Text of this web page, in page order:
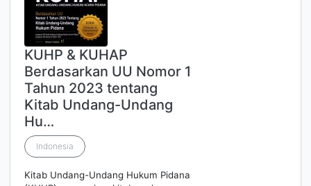
KUHP & KUHAP
Berdasarkan UU Nomor 1
Tahun 2023 tentang
Kitab Undang-Undang
Hu…
Indonesia
Kitab Undang-Undang Hukum Pidana